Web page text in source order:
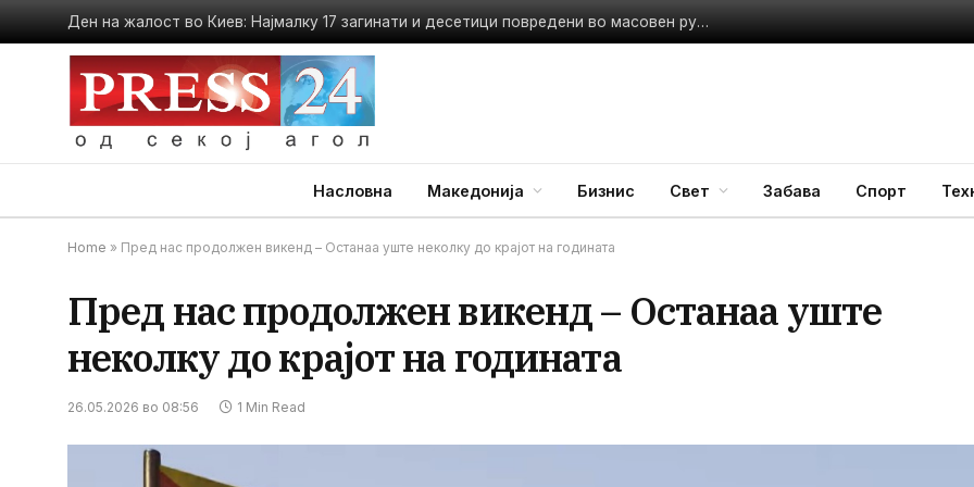
Ден на жалост во Киев: Најмалку 17 загинати и десетици повредени во масовен руски ракетен напад со над 140 проектили и дронови
Насловна Македонија Бизнис Свет Забава Спорт
Home » Пред нас продолжен викенд – Останаа уште неколку до крајот на годината
Пред нас продолжен викенд – Останаа уште
неколку до крајот на годината
26.05.2026 во 08:56 1 Min Read